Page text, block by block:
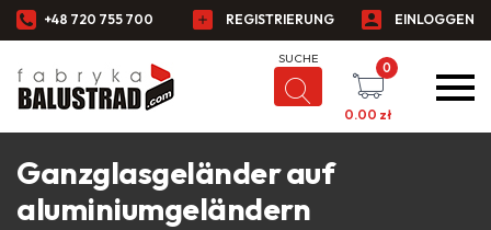
+48 720 755 700 REGISTRIERUNG EINLOGGEN
0
0.00 zł
Ganzglasgeländer auf
aluminiumgeländern